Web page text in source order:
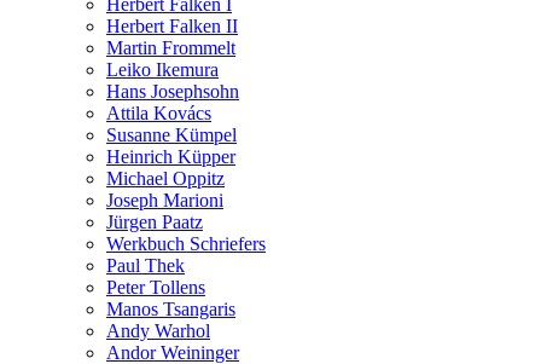
Herbert Falken I
Herbert Falken II
Martin Frommelt
Leiko Ikemura
Hans Josephsohn
Attila Kovács
Susanne Kümpel
Heinrich Küpper
Michael Oppitz
Joseph Marioni
Jürgen Paatz
Werkbuch Schriefers
Paul Thek
Peter Tollens
Manos Tsangaris
Andy Warhol
Andor Weininger